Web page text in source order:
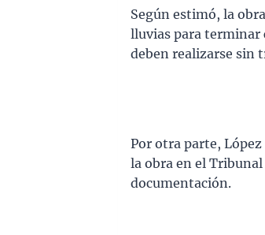
Según estimó, la
lluvias para terminar
deben realizarse sin
Por otra parte,
la obra en el
documentación.